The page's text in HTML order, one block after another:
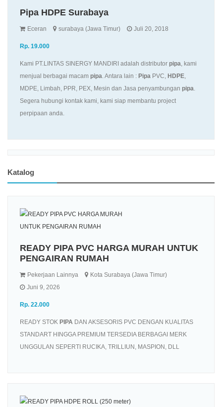
Pipa HDPE Surabaya
Eceran surabaya (Jawa Timur) Juli 20, 2018
Rp. 19.000
Kami PT.LINTAS SINERGY MANDIRI adalah distributor pipa , kami
menjual berbagai macam pipa . Antara lain : Pipa PVC, HDPE
MDPE, Limbah, PPR, PEX, Mesin dan Jasa penyambungan pipa
Segera hubungi kontak kami, kami siap membantu project
perpipaan anda.
Katalog
READY PIPA PVC HARGA MURAH UNTUK
PENGAIRAN RUMAH
Pekerjaan Lainnya
Kota Surabaya (Jawa Timur)
Juni 9, 2026
Rp. 22.000
READY STOK PIPA DAN AKSESORIS PVC DENGAN KUALITAS
STANDART HINGGA PREMIUM TERSEDIA BERBAGAI MERK
UNGGULAN SEPERTI RUCIKA, TRILLIUN, MASPION, DLL